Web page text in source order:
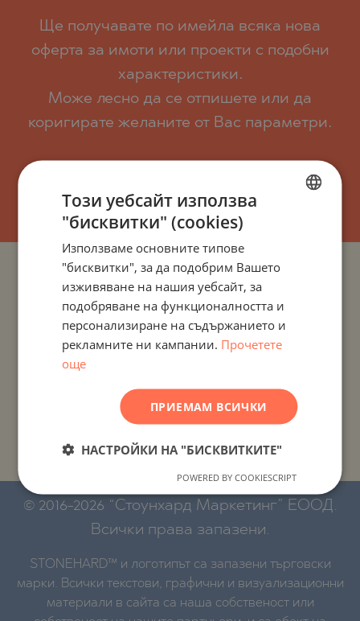
Ще получавате по имейла всяка нова
оферта за имоти или проекти с подобни
характеристики.
Може лесно да се отпишете или да
коригирате желаните от Вас параметри.
ПРОЕКТИ И ИМОТИ ПО ДЪРЖАВИ
ПРОЕКТИ И ИМОТИ ПО ТИП ИМОТ
ПРОЕКТИ И ИМОТИ ПО РАЙОН
ПРОЕКТИ И ИМОТИ ПО ИМЕ НА СГРАДА/КОМПЛЕКС
© 2016-2026 “Стоунхард Маркетинг” ЕООД.
Всички права запазени.
STONEHARD™ и логотипът са запазени търговски
марки. Всички текстови, графични и визуализационни
материали в сайта са наша собственост или
GERMAN
FRENCH
ROMANIAN
SERBIAN
Този уебсайт използва
"бисквитки" (cookies)
Използваме основните типове
"бисквитки", за да подобрим Вашето
изживяване на нашия уебсайт, за
подобряване на функционалността и
персонализиране на съдържанието и
рекламните ни кампании. Прочетете
още
ПРИЕМАМ ВСИЧКИ
НАСТРОЙКИ НА "БИСКВИТКИТЕ"
POWERED BY COOKIESCRIPT